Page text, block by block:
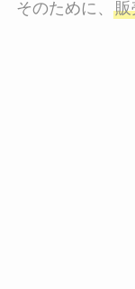
そのために、 販